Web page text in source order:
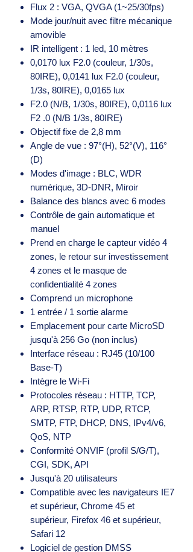
Flux 2 : VGA, QVGA (1~25/30fps)
Mode jour/nuit avec filtre mécanique
amovible
IR intelligent : 1 led, 10 mètres
0,0170 lux F2.0 (couleur, 1/30s,
80IRE), 0,0141 lux F2.0 (couleur,
1/3s, 80IRE), 0,0165 lux
F2.0 (N/B, 1/30s, 80IRE), 0,0116 lux
F2 .0 (N/B 1/3s, 80IRE)
Objectif fixe de 2,8 mm
Angle de vue : 97°(H), 52°(V), 116°
(D)
Modes d'image : BLC, WDR
numérique, 3D-DNR, Miroir
Balance des blancs avec 6 modes
Contrôle de gain automatique et
manuel
Prend en charge le capteur vidéo 4
zones, le retour sur investissement
4 zones et le masque de
confidentialité 4 zones
Comprend un microphone
1 entrée / 1 sortie alarme
Emplacement pour carte MicroSD
jusqu'à 256 Go (non inclus)
Interface réseau : RJ45 (10/100
Base-T)
Intègre le Wi-Fi
Protocoles réseau : HTTP, TCP,
ARP, RTSP, RTP, UDP, RTCP,
SMTP, FTP, DHCP, DNS, IPv4/v6,
QoS, NTP
Conformité ONVIF (profil S/G/T),
CGI, SDK, API
Jusqu'à 20 utilisateurs
Compatible avec les navigateurs IE7
et supérieur, Chrome 45 et
supérieur, Firefox 46 et supérieur,
Safari 12
Logiciel de gestion DMSS